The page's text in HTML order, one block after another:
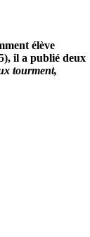
élève
il a publié deux
tourment,